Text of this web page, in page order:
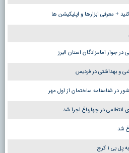
+ معرفی ابزارها و اپلیکیشن ها
و بهداشتی در فردیس
در شناسنامه ساختمان از اول مهر
در چهارباغ اجرا شد
شد
بی ۱ کرج